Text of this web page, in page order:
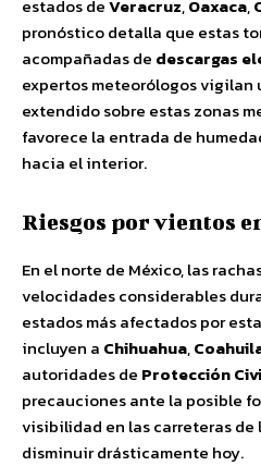
estados deVeracruz,Oaxaca,
pronóstico detalla que estas
acompañadas de descargas
expertos meteorólogos vigilan
extendido sobre estas zonas
favorece la entrada de
hacia el interior.
Riesgos por vientos
En el norte de México, las
velocidades considerables
estados más afectados por
incluyen a Chihuahua,
autoridades de Protección
precauciones ante la posible
visibilidad en las carreteras
disminuir drásticamente hoy.